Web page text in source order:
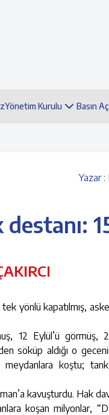
Yönetim Kurulu Basın
Yazar :
yönlü kapatılmış,
12 Eylül’ü görmüş,
söküp aldığı o
meydanlara koştu;
kavuşturdu. Hak
koşan milyonlar,